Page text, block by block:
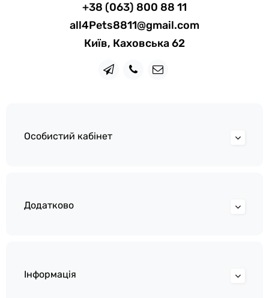
+38 (063) 800 88 11
all4Pets8811@gmail.com
Київ, Каховська 62
Особистий кабінет
Додатково
Інформація